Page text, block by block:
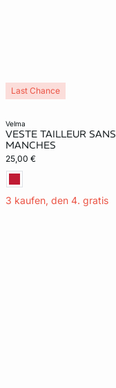
velma
VESTE TAILLEUR SANS
MANCHES
25,00 €
3 kaufen, den 4. gratis
Last Chance